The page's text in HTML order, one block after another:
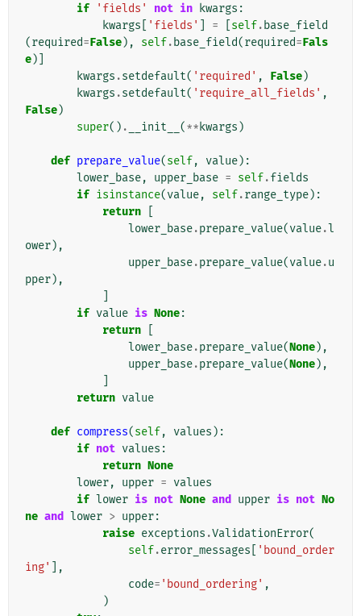
if
'fields' not in kwargs :
kwargs
'fields' = self. base_field
(required=False), self. base_field(required=Fals
e)]
kwargs .setdefault( 'required' , False)
kwargs .setdefault( 'require_all_fields' ,
False)
super() . __init__ (** kwargs )
def prepare_value(self, value):
lower_base, upper_base = self.fields
if isinstance(value, self.range_type):
return
lower_base.prepare_value(value.l
ower),
upper_base.prepare_value(value.u
pper),
if value is None:
return
lower_base.prepare_value(None),
upper_base.prepare_value(None),
return value
def compress(self, values ):
if not values :
return None
lower, upper = values
if lower is not None and upper is not No
ne and lower > upper:
raise exceptions .ValidationError(
self.error_messages
'bound_order
ing'
],
code= 'bound_ordering' ,
)